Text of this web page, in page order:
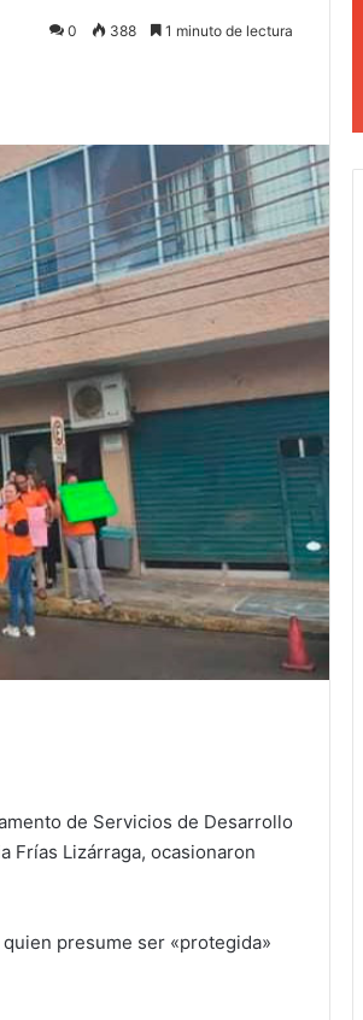
0 388 1 minuto de lectura
de Servicios de Desarrollo
Frías Lizárraga, ocasionaron
presume ser «protegida»